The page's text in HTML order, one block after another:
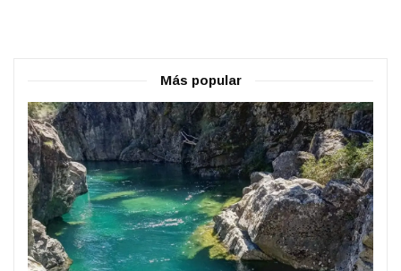
Más popular